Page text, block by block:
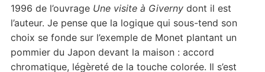
1996 de l’ouvrage Une visite à Givernydont il est
l’auteur. Je pense que la logique qui sous-tend son
choix se fonde sur l’exemple de Monet plantant un
pommier du Japon devant la maison : accord
chromatique, légèreté de la touche colorée. Il s’est